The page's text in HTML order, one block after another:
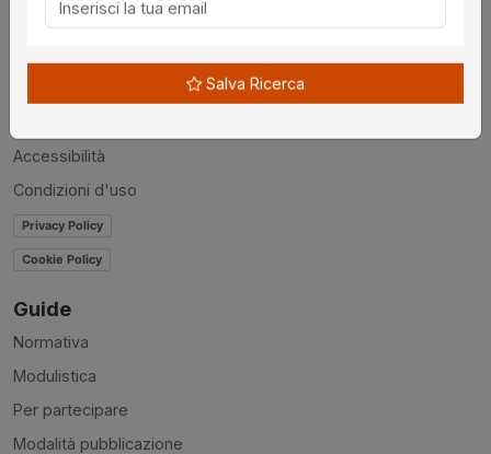
Chi siamo
Accessibilità
Condizioni d'uso
Privacy Policy
Cookie Policy
Guide
Normativa
Modulistica
Per partecipare
Modalità pubblicazione
Salva Ricerca